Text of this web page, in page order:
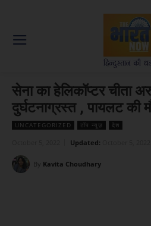
सेना का हेलिकॉप्टर चीता
दुर्घटनाग्रस्त , पायलट की
UNCATEGORIZED टॉप न्यूज़ देश
Updated:
By Kavita Choudhary